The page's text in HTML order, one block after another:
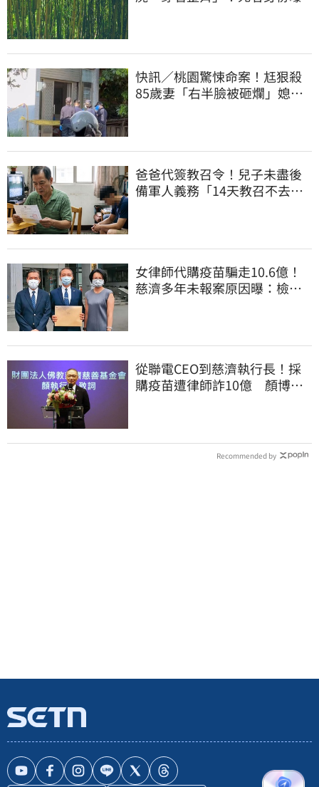
快訊／桃園驚悚命案！尪狠殺
85歲妻「右半臉被砸爛」媳報
爸爸代簽教召令！兒子未盡後
備軍人義務「14天教召不去」
女律師代購疫苗騙走10.6億！
慈濟多年未報案原因曝：檢警
從聯電CEO到慈濟執行長！採
購疫苗遭律師詐10億 顏博
Recommended by